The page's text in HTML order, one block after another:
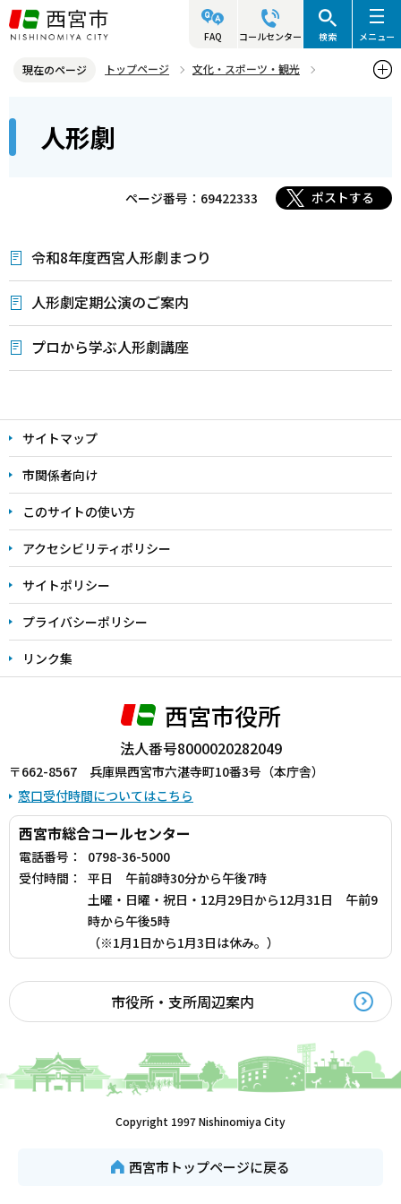
こ
の
ジ
先
FAQ コールセンター 検索 メニュー
現在のページ トップページ
文化・スポーツ・観光
こ
人形劇
ページ番号：69422333 ポストする
令和8年度西宮人形劇まつり
人形劇定期公演のご案内
プロから学ぶ人形劇講座
文
こ
こ
ま
で
サイトマップ
市関係者向け
このサイトの使い方
アクセシビリティポリシー
サイトポリシー
プライバシーポリシー
リンク集
西宮市役所
法人番号8000020282049
〒662-8567 兵庫県西宮市六湛寺町10番3号（本庁舎）
窓口受付時間についてはこちら
西宮市総合コールセンター
電話番号：
0798-36-5000
受付時間：
平日 午前8時30分から午後7時
土曜・日曜・祝日・12月29日から12月31日 午前9
時から午後5時
（※1月1日から1月3日は休み。）
市役所・支所周辺案内
Copyright 1997 Nishinomiya City
西宮市トップページに戻る